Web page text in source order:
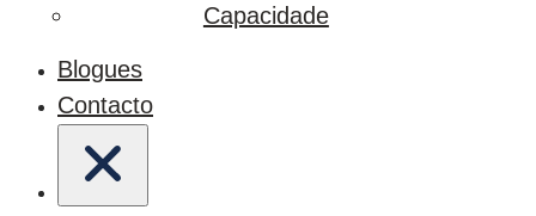
Capacidade
Blogues
Contacto